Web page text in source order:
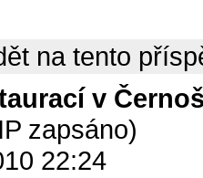
na tento
v
zapsáno)
22:24